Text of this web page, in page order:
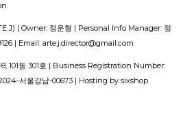
J) | Owner: 정운형 | Personal Info Manager: 정
| Email: arte.j.director@gmail.com
101동 301호 | Business Registration Number:
서울강남-00673 | Hosting by sixshop